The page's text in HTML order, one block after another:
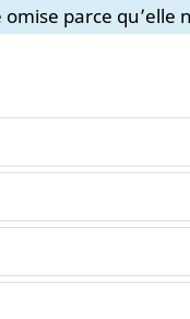
parce qu’elle